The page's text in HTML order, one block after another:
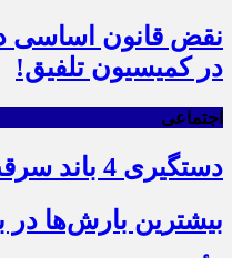
نقض قانون اساسی
در کمیسیون تلفیق!
اجتماعی
دستگیری 4 باند سرقت در خراسان جنوبی
بیشترین بارش‌ها در بیرجند